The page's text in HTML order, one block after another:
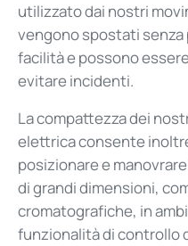
utilizzato dai nostri
vengono spostati
facilità e possono
evitare incidenti.
La compattezza dei
elettrica consente
posizionare e
di grandi dimensioni,
cromatografiche, in
funzionalità di controllo